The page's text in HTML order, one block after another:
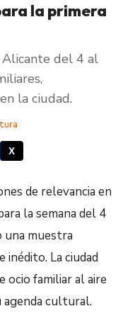
la primera
del 4 al
la ciudad.
X
de relevancia en
la semana del 4
una muestra
La ciudad
ocio familiar al aire
agenda cultural.